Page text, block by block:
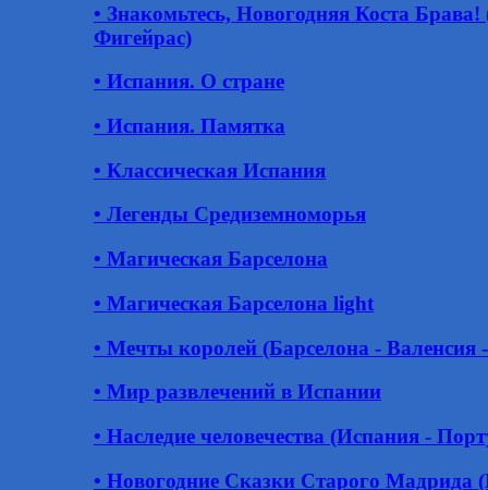
• Знакомьтесь, Новогодняя Коста
Фигейрас)
• Испания. О стране
• Испания. Памятка
• Классическая Испания
• Легенды Средиземноморья
• Магическая Барселона
• Магическая Барселона light
• Мечты королей (Барселона -
• Мир развлечений в Испании
• Наследие человечества (Испания -
• Новогодние Сказки Старого